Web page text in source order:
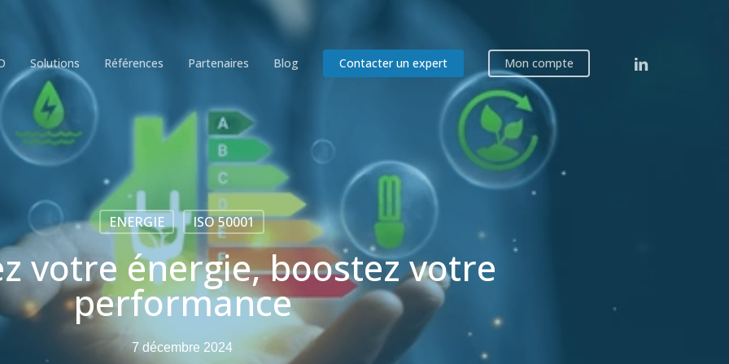
Solutions Références Partenaires Blog Contacter un expert Mon compte linkedin
ENERGIE ISO 50001
votre énergie, boostez votre
performance
7 décembre 2024